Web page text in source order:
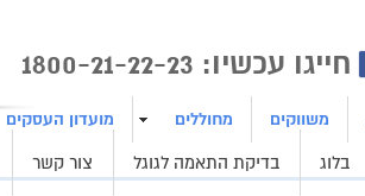
חייגו עכשיו: 1800-21-22-23
בלוג בדיקת התאמה לגוגל צור קשר
משווקים מחוללים מועדון העסקים